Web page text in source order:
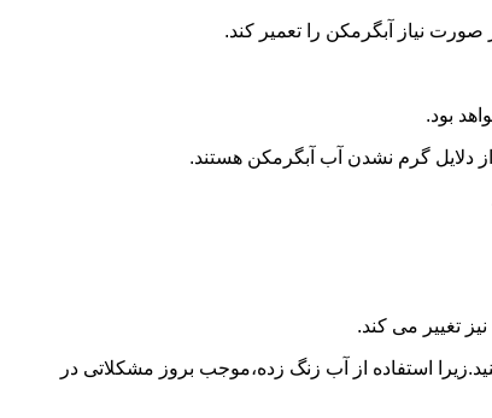
نیاز آبگرمکن را تعمیر کند.
بود.
گرم نشدن آب آبگرمکن هستند.
تغییر می کند.
استفاده از آب زنگ زده،موجب بروز مشکلاتی در